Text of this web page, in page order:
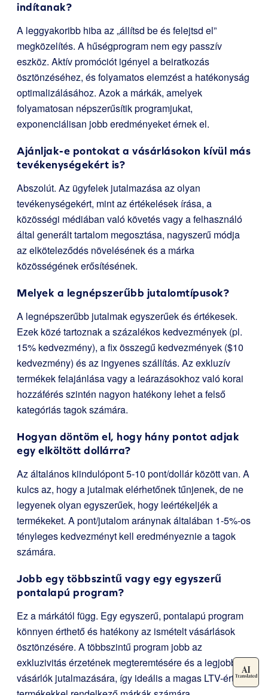
indítanak?
A leggyakoribb hiba az „állítsd be és felejtsd el”
megközelítés. A hűségprogram nem egy passzív
eszköz. Aktív promóciót igényel a beiratkozás
ösztönzéséhez, és folyamatos elemzést a hatékonyság
optimalizálásához. Azok a márkák, amelyek
folyamatosan népszerűsítik programjukat,
exponenciálisan jobb eredményeket érnek el.
Ajánljak-e pontokat a vásárlásokon kívül más
tevékenységekért is?
Abszolút. Az ügyfelek jutalmazása az olyan
tevékenységekért, mint az értékelések írása, a
közösségi médiában való követés vagy a felhasználó
által generált tartalom megosztása, nagyszerű módja
az elköteleződés növelésének és a márka
közösségének erősítésének.
Melyek a legnépszerűbb jutalomtípusok?
A legnépszerűbb jutalmak egyszerűek és értékesek.
Ezek közé tartoznak a százalékos kedvezmények (pl.
15% kedvezmény), a fix összegű kedvezmények ($10
kedvezmény) és az ingyenes szállítás. Az exkluzív
termékek felajánlása vagy a leárazásokhoz való korai
hozzáférés szintén nagyon hatékony lehet a felső
kategóriás tagok számára.
Hogyan döntöm el, hogy hány pontot adjak
egy elköltött dollárra?
Az általános kiindulópont 5-10 pont/dollár között van. A
kulcs az, hogy a jutalmak elérhetőnek tűnjenek, de ne
legyenek olyan egyszerűek, hogy leértékeljék a
termékeket. A pont/jutalom aránynak általában 1-5%-os
tényleges kedvezményt kell eredményeznie a tagok
számára.
Jobb egy többszintű vagy egy egyszerű
pontalapú program?
Ez a márkától függ. Egy egyszerű, pontalapú program
könnyen érthető és hatékony az ismételt vásárlások
ösztönzésére. A többszintű program jobb az
exkluzivitás érzetének megteremtésére és a legjobb
vásárlók jutalmazására, így ideális a magas LTV-értékű